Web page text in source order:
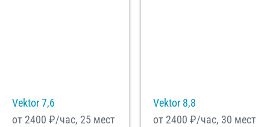
Vektor 7,6
от 2400 ₽/час, 25 мест
Vektor 8,8
от 2400 ₽/час, 30 мест